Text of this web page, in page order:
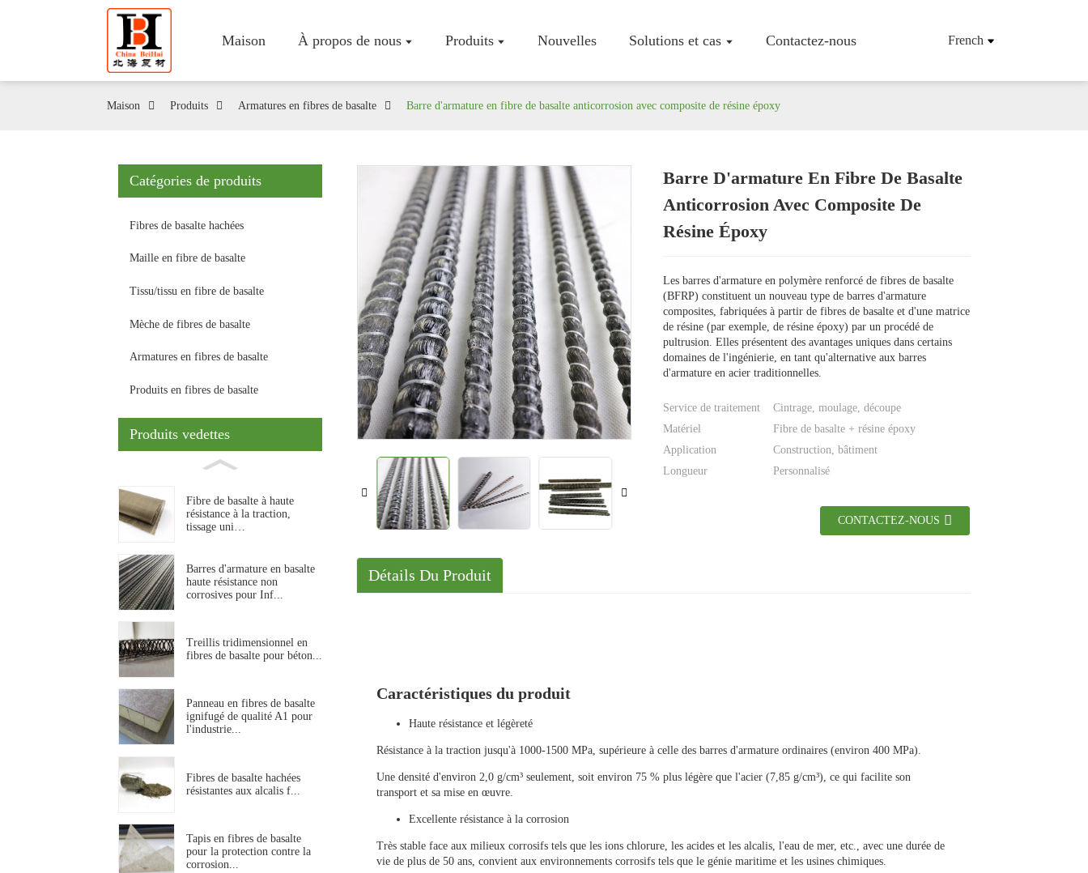
Maison À propos de nous Produits Nouvelles Solutions et cas Contactez-nous French
Profil De L'entreprise
Certificats
Tissu/tissu En Fibre De Basalte
Fibres De Basalte Hachées
Produits En Fibres De Basalte
Cas
Maison Produits Armatures en fibres de basalte Barre d'armature en fibre de basalte anticorrosion avec composite de résine époxy
Catégories de produits
Fibres de basalte hachées
Maille en fibre de basalte
Tissu/tissu en fibre de basalte
Mèche de fibres de basalte
Armatures en fibres de basalte
Produits en fibres de basalte
Produits vedettes
Fibre de basalte à haute
résistance à la traction,
tissage uni…
Barres d'armature en basalte
haute résistance non
corrosives pour Inf...
Treillis tridimensionnel en
fibres de basalte pour béton...
Panneau en fibres de basalte
ignifugé de qualité A1 pour
l'industrie...
Fibres de basalte hachées
résistantes aux alcalis f...
Tapis en fibres de basalte
pour la protection contre la
corrosion...
Barre D'armature En Fibre De Basalte
Anticorrosion Avec Composite De
Résine Époxy
Les barres d'armature en polymère renforcé de fibres de basalte
(BFRP) constituent un nouveau type de barres d'armature
composites, fabriquées à partir de fibres de basalte et d'une matrice
de résine (par exemple, de résine époxy) par un procédé de
pultrusion. Elles présentent des avantages uniques dans certains
domaines de l'ingénierie, en tant qu'alternative aux barres
d'armature en acier traditionnelles.
Service de traitement
Cintrage, moulage, découpe
Matériel
Fibre de basalte + résine époxy
Application
Construction, bâtiment
Longueur
Personnalisé
CONTACTEZ-NOUS
Détails Du Produit
Caractéristiques du produit
Haute résistance et légèreté
Résistance à la traction jusqu'à 1000-1500 MPa, supérieure à celle des barres d'armature ordinaires (environ 400 MPa).
Une densité d'environ 2,0 g/cm³ seulement, soit environ 75 % plus légère que l'acier (7,85 g/cm³), ce qui facilite son
transport et sa mise en œuvre.
Excellente résistance à la corrosion
Très stable face aux milieux corrosifs tels que les ions chlorure, les acides et les alcalis, l'eau de mer, etc., avec une durée de
vie de plus de 50 ans, convient aux environnements corrosifs tels que le génie maritime et les usines chimiques.